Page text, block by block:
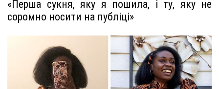
«Перша сукня, яку я пошила, і ту, яку не
соромно носити на публіці»